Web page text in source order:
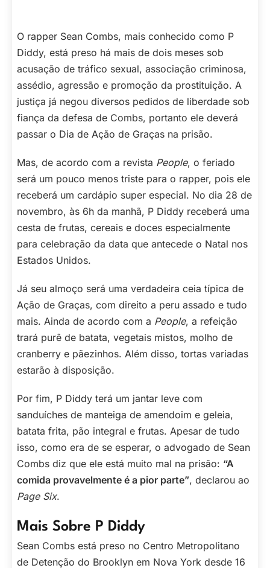
O rapper Sean Combs, mais conhecido como P
Diddy, está preso há mais de dois meses sob
acusação de tráfico sexual, associação criminosa,
assédio, agressão e promoção da prostituição. A
justiça já negou diversos pedidos de liberdade sob
fiança da defesa de Combs, portanto ele deverá
passar o Dia de Ação de Graças na prisão.
Mas, de acordo com a revista People, o feriado
será um pouco menos triste para o rapper, pois ele
receberá um cardápio super especial. No dia 28 de
novembro, às 6h da manhã, P Diddy receberá uma
cesta de frutas, cereais e doces especialmente
para celebração da data que antecede o Natal nos
Estados Unidos.
Já seu almoço será uma verdadeira ceia típica de
Ação de Graças, com direito a peru assado e tudo
mais. Ainda de acordo com a People, a refeição
trará purê de batata, vegetais mistos, molho de
cranberry e pãezinhos. Além disso, tortas variadas
estarão à disposição.
Por fim, P Diddy terá um jantar leve com
sanduíches de manteiga de amendoim e geleia,
batata frita, pão integral e frutas. Apesar de tudo
isso, como era de se esperar, o advogado de Sean
Combs diz que ele está muito mal na prisão: “A
comida provavelmente é a pior parte”, declarou ao
Page Six.
Mais Sobre P Diddy
Sean Combs está preso no Centro Metropolitano
de Detenção do Brooklyn em Nova York desde 16